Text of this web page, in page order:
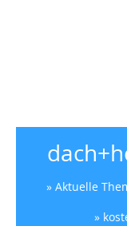
» Aktuelle
»